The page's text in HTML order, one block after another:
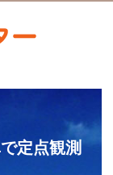
定点観測